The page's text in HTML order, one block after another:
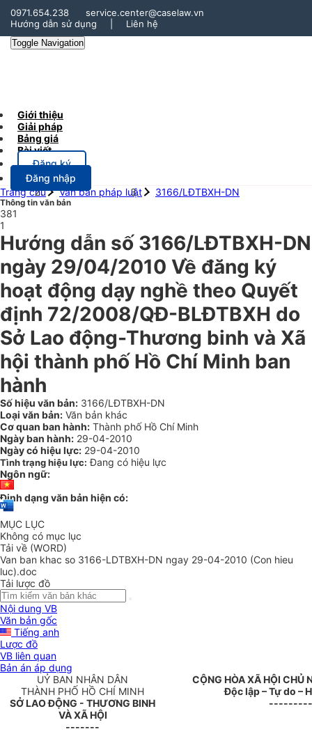
0971.654.238
service.center@caselaw.vn
Hướng dẫn sử dụng
Liên hệ
Toggle Navigation
Giới thiệu
Giải pháp
Bảng giá
Bài viết
Đăng ký
Đăng nhập
Trang chủ
Văn bản pháp luật 3166/LĐTBXH-DN
Thông tin văn bản
381
1
Hướng dẫn số 3166/LĐTBXH-DN
ngày 29/04/2010 Về đăng ký
hoạt động dạy nghề theo Quyết
định 72/2008/QĐ-BLĐTBXH do
Sở Lao động-Thương binh và Xã
hội thành phố Hồ Chí Minh ban
hành
Số hiệu văn bản: 3166/LĐTBXH-DN
Loại văn bản: Văn bản khác
Cơ quan ban hành: Thành phố Hồ Chí Minh
Ngày ban hành: 29-04-2010
Ngày có hiệu lực: 29-04-2010
Tình trạng hiệu lực: Đang có hiệu lực
Ngôn ngữ:
Định dạng văn bản hiện có:
MỤC LỤC
Không có mục lục
Tải về (WORD)
Van ban khac so 3166-LDTBXH-DN ngay 29-04-2010 (Con hieu
luc).doc
Tải lược đồ
Nội dung VB
Văn bản gốc
Tiếng anh
Lược đồ
VB liên quan
Bản án áp dụng
UỶ BAN NHÂN DÂN
THÀNH PHỐ HỒ CHÍ MINH
SỞ LAO ĐỘNG - THƯƠNG BINH
VÀ XÃ HỘI
-------
CỘNG HÒA XÃ HỘI CHỦ
Độc lập – Tự do –
---------